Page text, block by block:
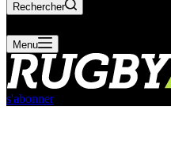
Rechercher
Menu
s'abonner